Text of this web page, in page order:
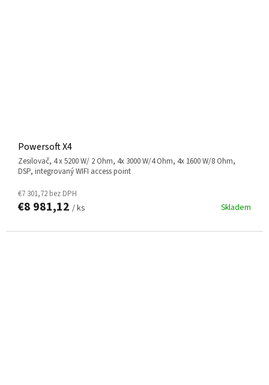
Powersoft X4
zesilovač, 4 x 5200 W/ 2 Ohm, 4x 3000 W/4 Ohm, 4x 1600 W/8 Ohm,
DSP, integrovaný WIFI access point
Skladem
€7 301,72 bez DPH
€8 981,12 / ks